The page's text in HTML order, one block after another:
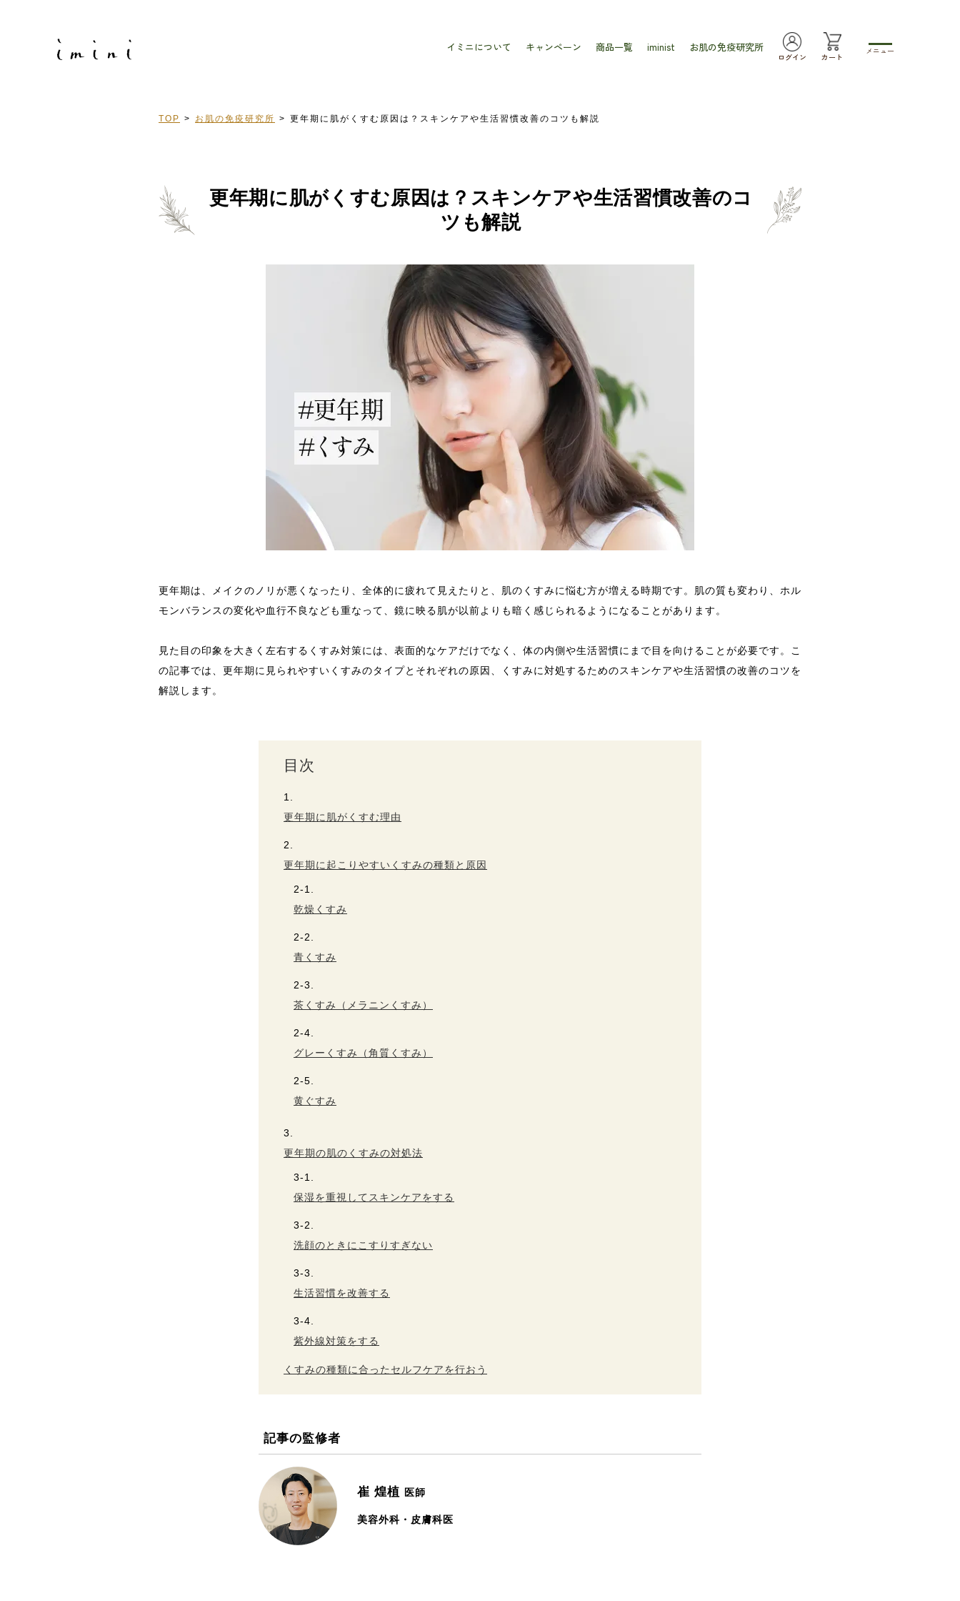
イミニについて キャンペーン 商品一覧 iminist お肌の免疫研究所
ログイン カート
メニュー
TOP お肌の免疫研究所 更年期に肌がくすむ原因は？スキンケアや生活習慣改善のコツも解説
更年期に肌がくすむ原因は？スキンケアや生活習慣改善のコ
ツも解説
更年期は、メイクのノリが悪くなったり、全体的に疲れて見えたりと、肌のくすみに悩む方が増える時期です。肌の質も変わり、ホル
モンバランスの変化や血行不良なども重なって、鏡に映る肌が以前よりも暗く感じられるようになることがあります。
見た目の印象を大きく左右するくすみ対策には、表面的なケアだけでなく、体の内側や生活習慣にまで目を向けることが必要です。こ
の記事では、更年期に見られやすいくすみのタイプとそれぞれの原因、くすみに対処するためのスキンケアや生活習慣の改善のコツを
解説します。
目次
更年期に肌がくすむ理由
更年期に起こりやすいくすみの種類と原因
乾燥くすみ
青くすみ
茶くすみ（メラニンくすみ）
グレーくすみ（角質くすみ）
黄ぐすみ
更年期の肌のくすみの対処法
保湿を重視してスキンケアをする
洗顔のときにこすりすぎない
生活習慣を改善する
紫外線対策をする
くすみの種類に合ったセルフケアを行おう
記事の監修者
崔 煌植 医師
美容外科・皮膚科医